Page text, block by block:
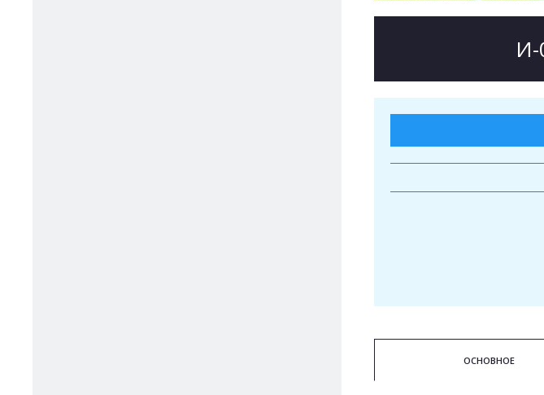
И-
ОСНОВНОЕ